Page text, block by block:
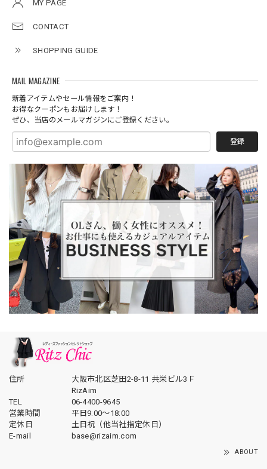
MY PAGE
CONTACT
SHOPPING GUIDE
MAIL MAGAZINE
新着アイテムやセール情報をご案内！
お得なクーポンもお届けします！
ぜひ、当店のメールマガジンにご登録ください。
登録
住所
大阪市北区芝田2-8-11 共栄ビル3Ｆ
RizAim
TEL
06-4400-9645
営業時間
平日9:00～18:00
定休日
土日祝（他当社指定休日）
E-mail
base@rizaim.com
ABOUT